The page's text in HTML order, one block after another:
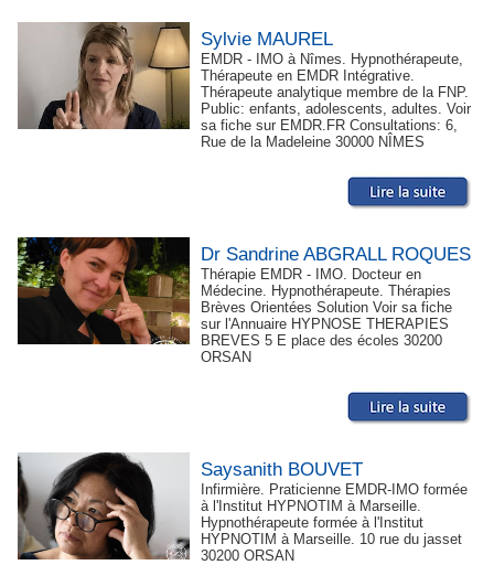
Sylvie MAUREL
EMDR - IMO à Nîmes. Hypnothérapeute,
Thérapeute en EMDR Intégrative.
Thérapeute analytique membre de la FNP.
Public: enfants, adolescents, adultes. Voir
sa fiche sur EMDR.FR Consultations: 6,
Rue de la Madeleine 30000 NÎMES
Dr Sandrine ABGRALL ROQUES
Thérapie EMDR - IMO. Docteur en
Médecine. Hypnothérapeute. Thérapies
Brèves Orientées Solution Voir sa fiche
sur l'Annuaire HYPNOSE THERAPIES
BREVES 5 E place des écoles 30200
ORSAN
Saysanith BOUVET
Infirmière. Praticienne EMDR-IMO formée
à l'Institut HYPNOTIM à Marseille.
Hypnothérapeute formée à l'Institut
HYPNOTIM à Marseille. 10 rue du jasset
30200 ORSAN